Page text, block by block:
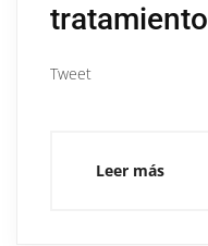
tratamiento
Tweet
Leer más